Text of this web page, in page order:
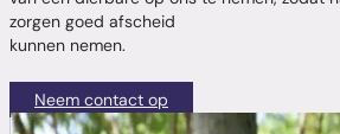
zorgen goed afscheid
kunnen nemen.
Neem contact op